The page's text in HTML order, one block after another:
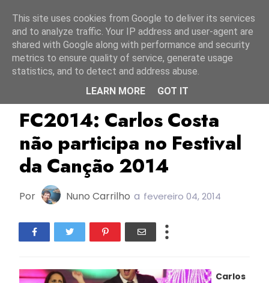
Carlos Costa FC2012 FC2014
FC2014: Carlos Costa
não participa no Festival
da Canção 2014
Por Nuno Carrilho a fevereiro 04, 2014
Carlos
This site uses cookies from Google to deliver its services
and to analyze traffic. Your IP address and user-agent are
shared with Google along with performance and security
metrics to ensure quality of service, generate usage
statistics, and to detect and address abuse.
LEARN MORE
GOT IT